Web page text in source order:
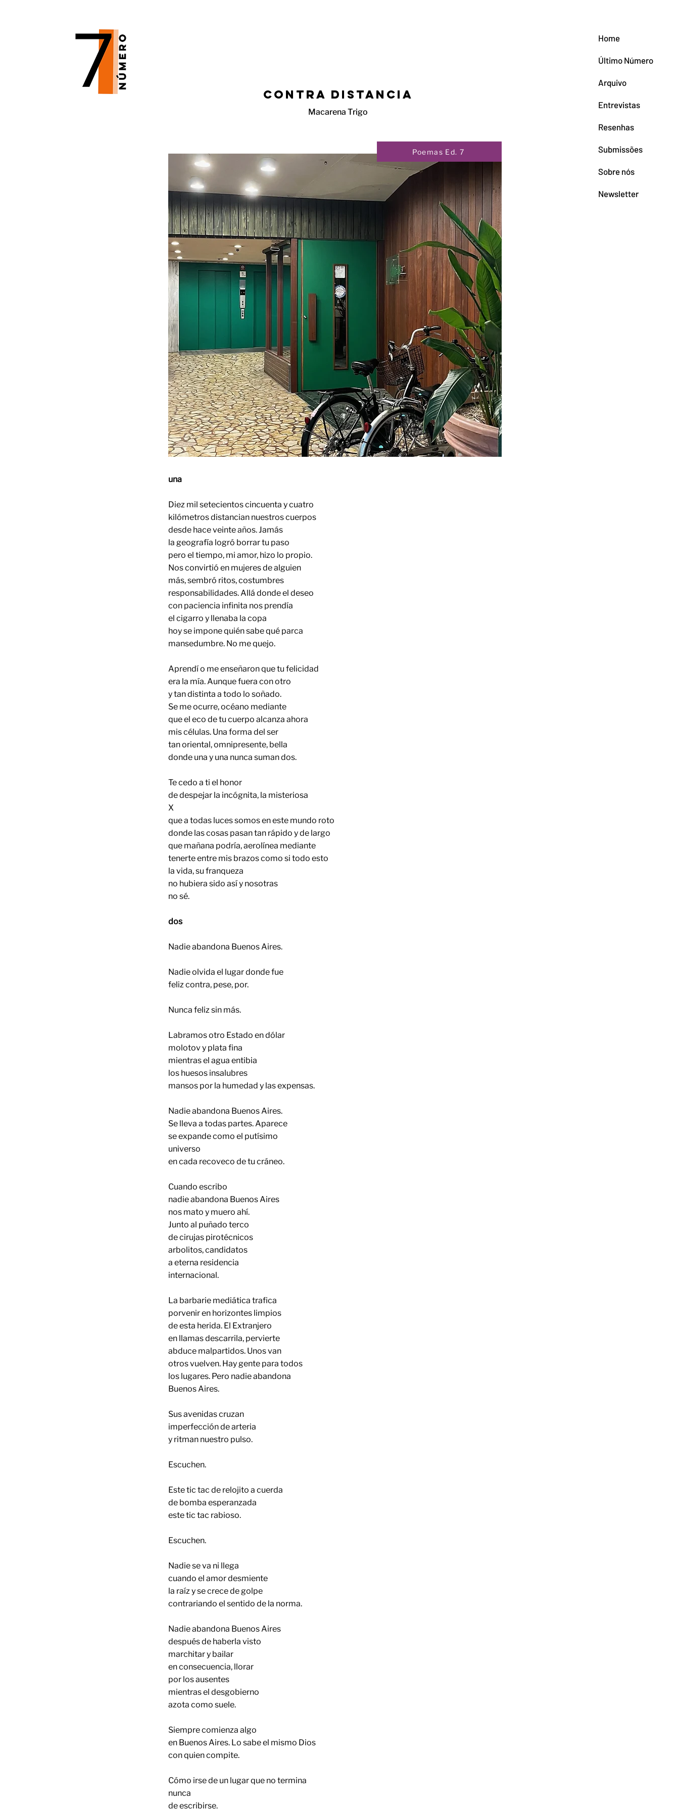
Home
Último Número
Arquivo
Entrevistas
Resenhas
Submissões
Sobre nós
Newsletter
contra distancia
Macarena Trigo
Poemas Ed. 7
una
Diez mil setecientos cincuenta y cuatro
kilómetros distancian nuestros cuerpos
desde hace veinte años. Jamás
la geografía logró borrar tu paso
pero el tiempo, mi amor, hizo lo propio.
Nos convirtió en mujeres de alguien
más, sembró ritos, costumbres
responsabilidades. Allá donde el deseo
con paciencia infinita nos prendía
el cigarro y llenaba la copa
hoy se impone quién sabe qué parca
mansedumbre. No me quejo.
Aprendí o me enseñaron que tu felicidad
era la mía. Aunque fuera con otro
y tan distinta a todo lo soñado.
Se me ocurre, océano mediante
que el eco de tu cuerpo alcanza ahora
mis células. Una forma del ser
tan oriental, omnipresente, bella
donde una y una nunca suman dos.
Te cedo a ti el honor
de despejar la incógnita, la misteriosa
X
que a todas luces somos en este mundo roto
donde las cosas pasan tan rápido y de largo
que mañana podría, aerolínea mediante
tenerte entre mis brazos como si todo esto
la vida, su franqueza
no hubiera sido así y nosotras
no sé.
dos
Nadie abandona Buenos Aires.
Nadie olvida el lugar donde fue
feliz contra, pese, por.
Nunca feliz sin más.
Labramos otro Estado en dólar
molotov y plata fina
mientras el agua entibia
los huesos insalubres
mansos por la humedad y las expensas.
Nadie abandona Buenos Aires.
Se lleva a todas partes. Aparece
se expande como el putísimo
universo
en cada recoveco de tu cráneo.
Cuando escribo
nadie abandona Buenos Aires
nos mato y muero ahí.
Junto al puñado terco
de cirujas pirotécnicos
arbolitos, candidatos
a eterna residencia
internacional.
La barbarie mediática trafica
porvenir en horizontes limpios
de esta herida. El Extranjero
en llamas descarrila, pervierte
abduce malpartidos. Unos van
otros vuelven. Hay gente para todos
los lugares. Pero nadie abandona
Buenos Aires.
Sus avenidas cruzan
imperfección de arteria
y ritman nuestro pulso.
Escuchen.
Este tic tac de relojito a cuerda
de bomba esperanzada
este tic tac rabioso.
Escuchen.
Nadie se va ni llega
cuando el amor desmiente
la raíz y se crece de golpe
contrariando el sentido de la norma.
Nadie abandona Buenos Aires
después de haberla visto
marchitar y bailar
en consecuencia, llorar
por los ausentes
mientras el desgobierno
azota como suele.
Siempre comienza algo
en Buenos Aires. Lo sabe el mismo Dios
con quien compite.
Cómo irse de un lugar que no termina
nunca
de escribirse.